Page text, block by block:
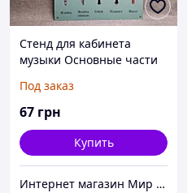
Стенд для кабинета
музыки Основные части
Под заказ
67 грн
Купить
Интернет магазин Мир стендов. Товары из Украины